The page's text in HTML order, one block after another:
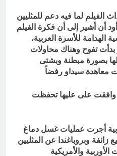
الفيلم لما فيه دعم للمثليين
أن أشير إلى أن فكرة الفيلم
الهدامة للأسرة العربية،
بدأت تفوح وهناك محاولات
لها بصورة مبطنة وبشتى
معاهدة سيداو رفضاً
وافقت على عليها تحفظت
أجرت عمليات غسل دماغ
وبروباغندا عن المثليين
والأمريكية